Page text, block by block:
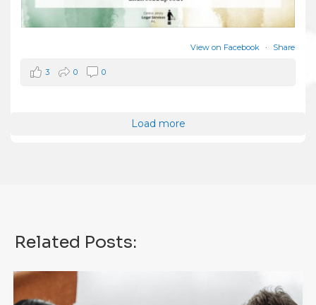
View on Facebook · Share
3 0 0
Load more
Related Posts: